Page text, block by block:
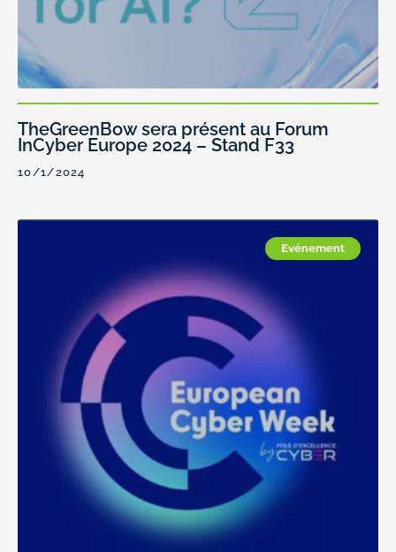
TheGreenBow sera présent au Forum
InCyber Europe 2024 – Stand F33
10/1/2024
Evénement